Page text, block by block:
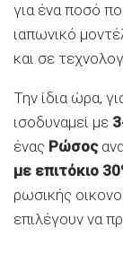
για ένα ποσό
ιαπωνικό
και σε
Την ίδια ώρα,
ισοδυναμεί με
ένας Ρώσος
με επιτόκιο
ρωσικής
επιλέγουν να